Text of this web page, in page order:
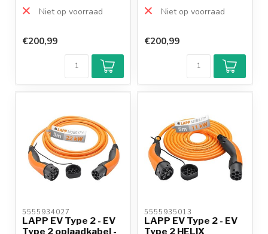
Niet op voorraad
€200,99
Niet op voorraad
€200,99
5555934027
LAPP EV Type 2 - EV
Type 2 oplaadkabel -
5555935013
LAPP EV Type 2 - EV
Type 2 HELIX